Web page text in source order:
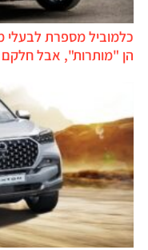
מספרת לבעלי
"מותרות", אבל חלקם